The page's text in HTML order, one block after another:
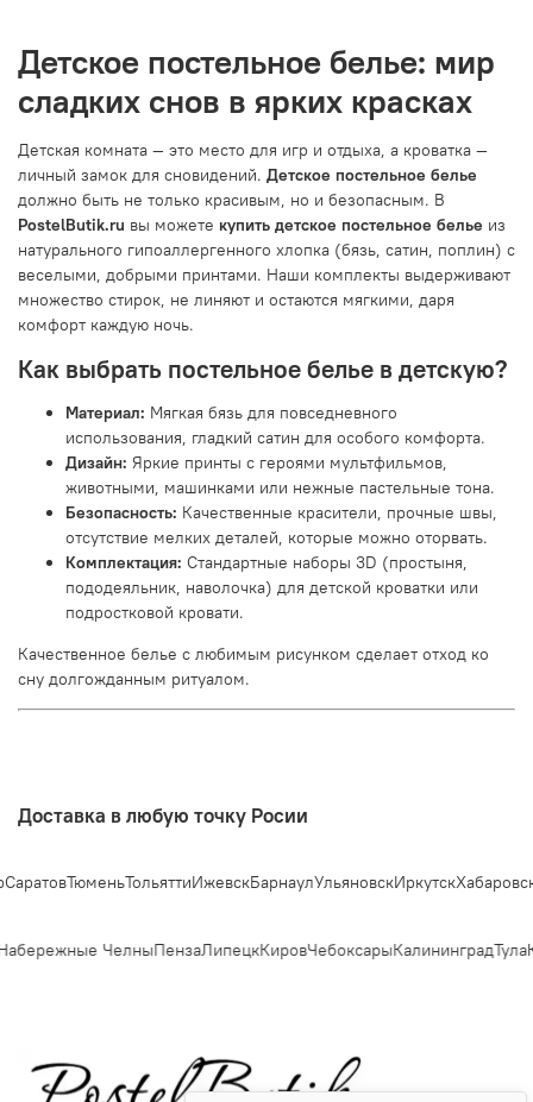
Детское постельное белье: мир
сладких снов в ярких красках
Детская комната — это место для игр и отдыха, а кроватка —
личный замок для сновидений. Детское постельное белье
должно быть не только красивым, но и безопасным. В
PostelButik.ru вы можете купить детское постельное белье из
натурального гипоаллергенного хлопка (бязь, сатин, поплин) с
веселыми, добрыми принтами. Наши комплекты выдерживают
множество стирок, не линяют и остаются мягкими, даря
комфорт каждую ночь.
Как выбрать постельное белье в детскую?
Материал: Мягкая бязь для повседневного
использования, гладкий сатин для особого комфорта.
Дизайн: Яркие принты с героями мультфильмов,
животными, машинками или нежные пастельные тона.
Безопасность: Качественные красители, прочные швы,
отсутствие мелких деталей, которые можно оторвать.
Комплектация: Стандартные наборы 3D (простыня,
пододеяльник, наволочка) для детской кроватки или
подростковой кровати.
Качественное белье с любимым рисунком сделает отход ко
сну долгожданным ритуалом.
Доставка в любую точку Росии
ТюменьТольяттиИжевскБарнаулУльяновскИркутскХабаровск
ЧелныПензаЛипецкКировЧебоксарыКалининградТула